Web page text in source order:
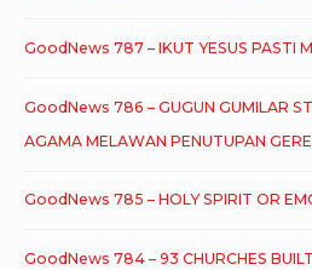
GoodNews 787 – IKUT YESUS PASTI
GoodNews 786 – GUGUN GUMILAR
AGAMA MELAWAN PENUTUPAN
GoodNews 785 – HOLY SPIRIT OR
GoodNews 784 – 93 CHURCHES